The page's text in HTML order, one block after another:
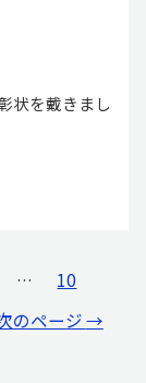
状を戴きまし
…
10
のページ→